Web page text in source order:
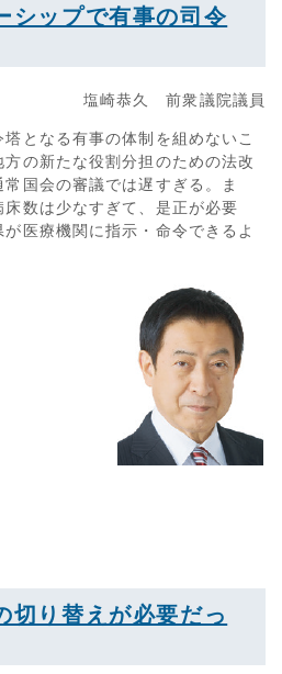
シップで有事の司令
塩崎恭久 前衆議院議員
となる有事の体制を組めないこ
の新たな役割分担のための法改
国会の審議では遅すぎる。ま
数は少なすぎて、是正が必要
医療機関に指示・命令できるよ
切り替えが必要だっ